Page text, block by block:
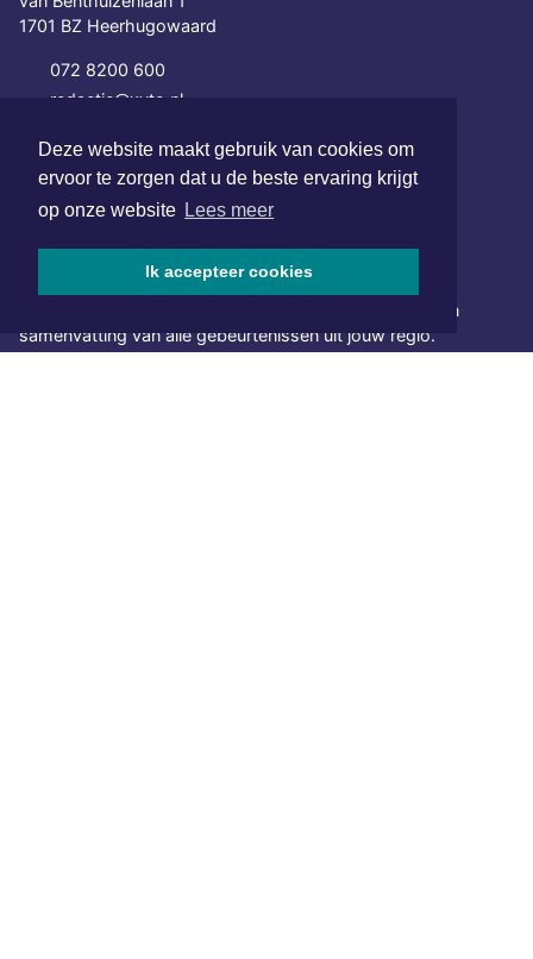
Deze website maakt gebruik van cookies om
ervoor te zorgen dat u de beste ervaring krijgt
op onze website Lees meer
Ik accepteer cookies
1701 BZ Heerhugowaard
072 8200 600
redactie@xyto.nl
SOCIAL MEDIA
NIEUWSBRIEF AANMELDEN
Schrijf je in voor onze nieuwsbrief en krijg wekelijks een
samenvatting van alle gebeurtenissen uit jouw regio.